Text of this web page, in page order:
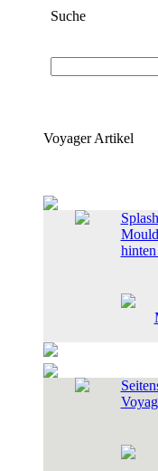
Suche
Voyager Artikel